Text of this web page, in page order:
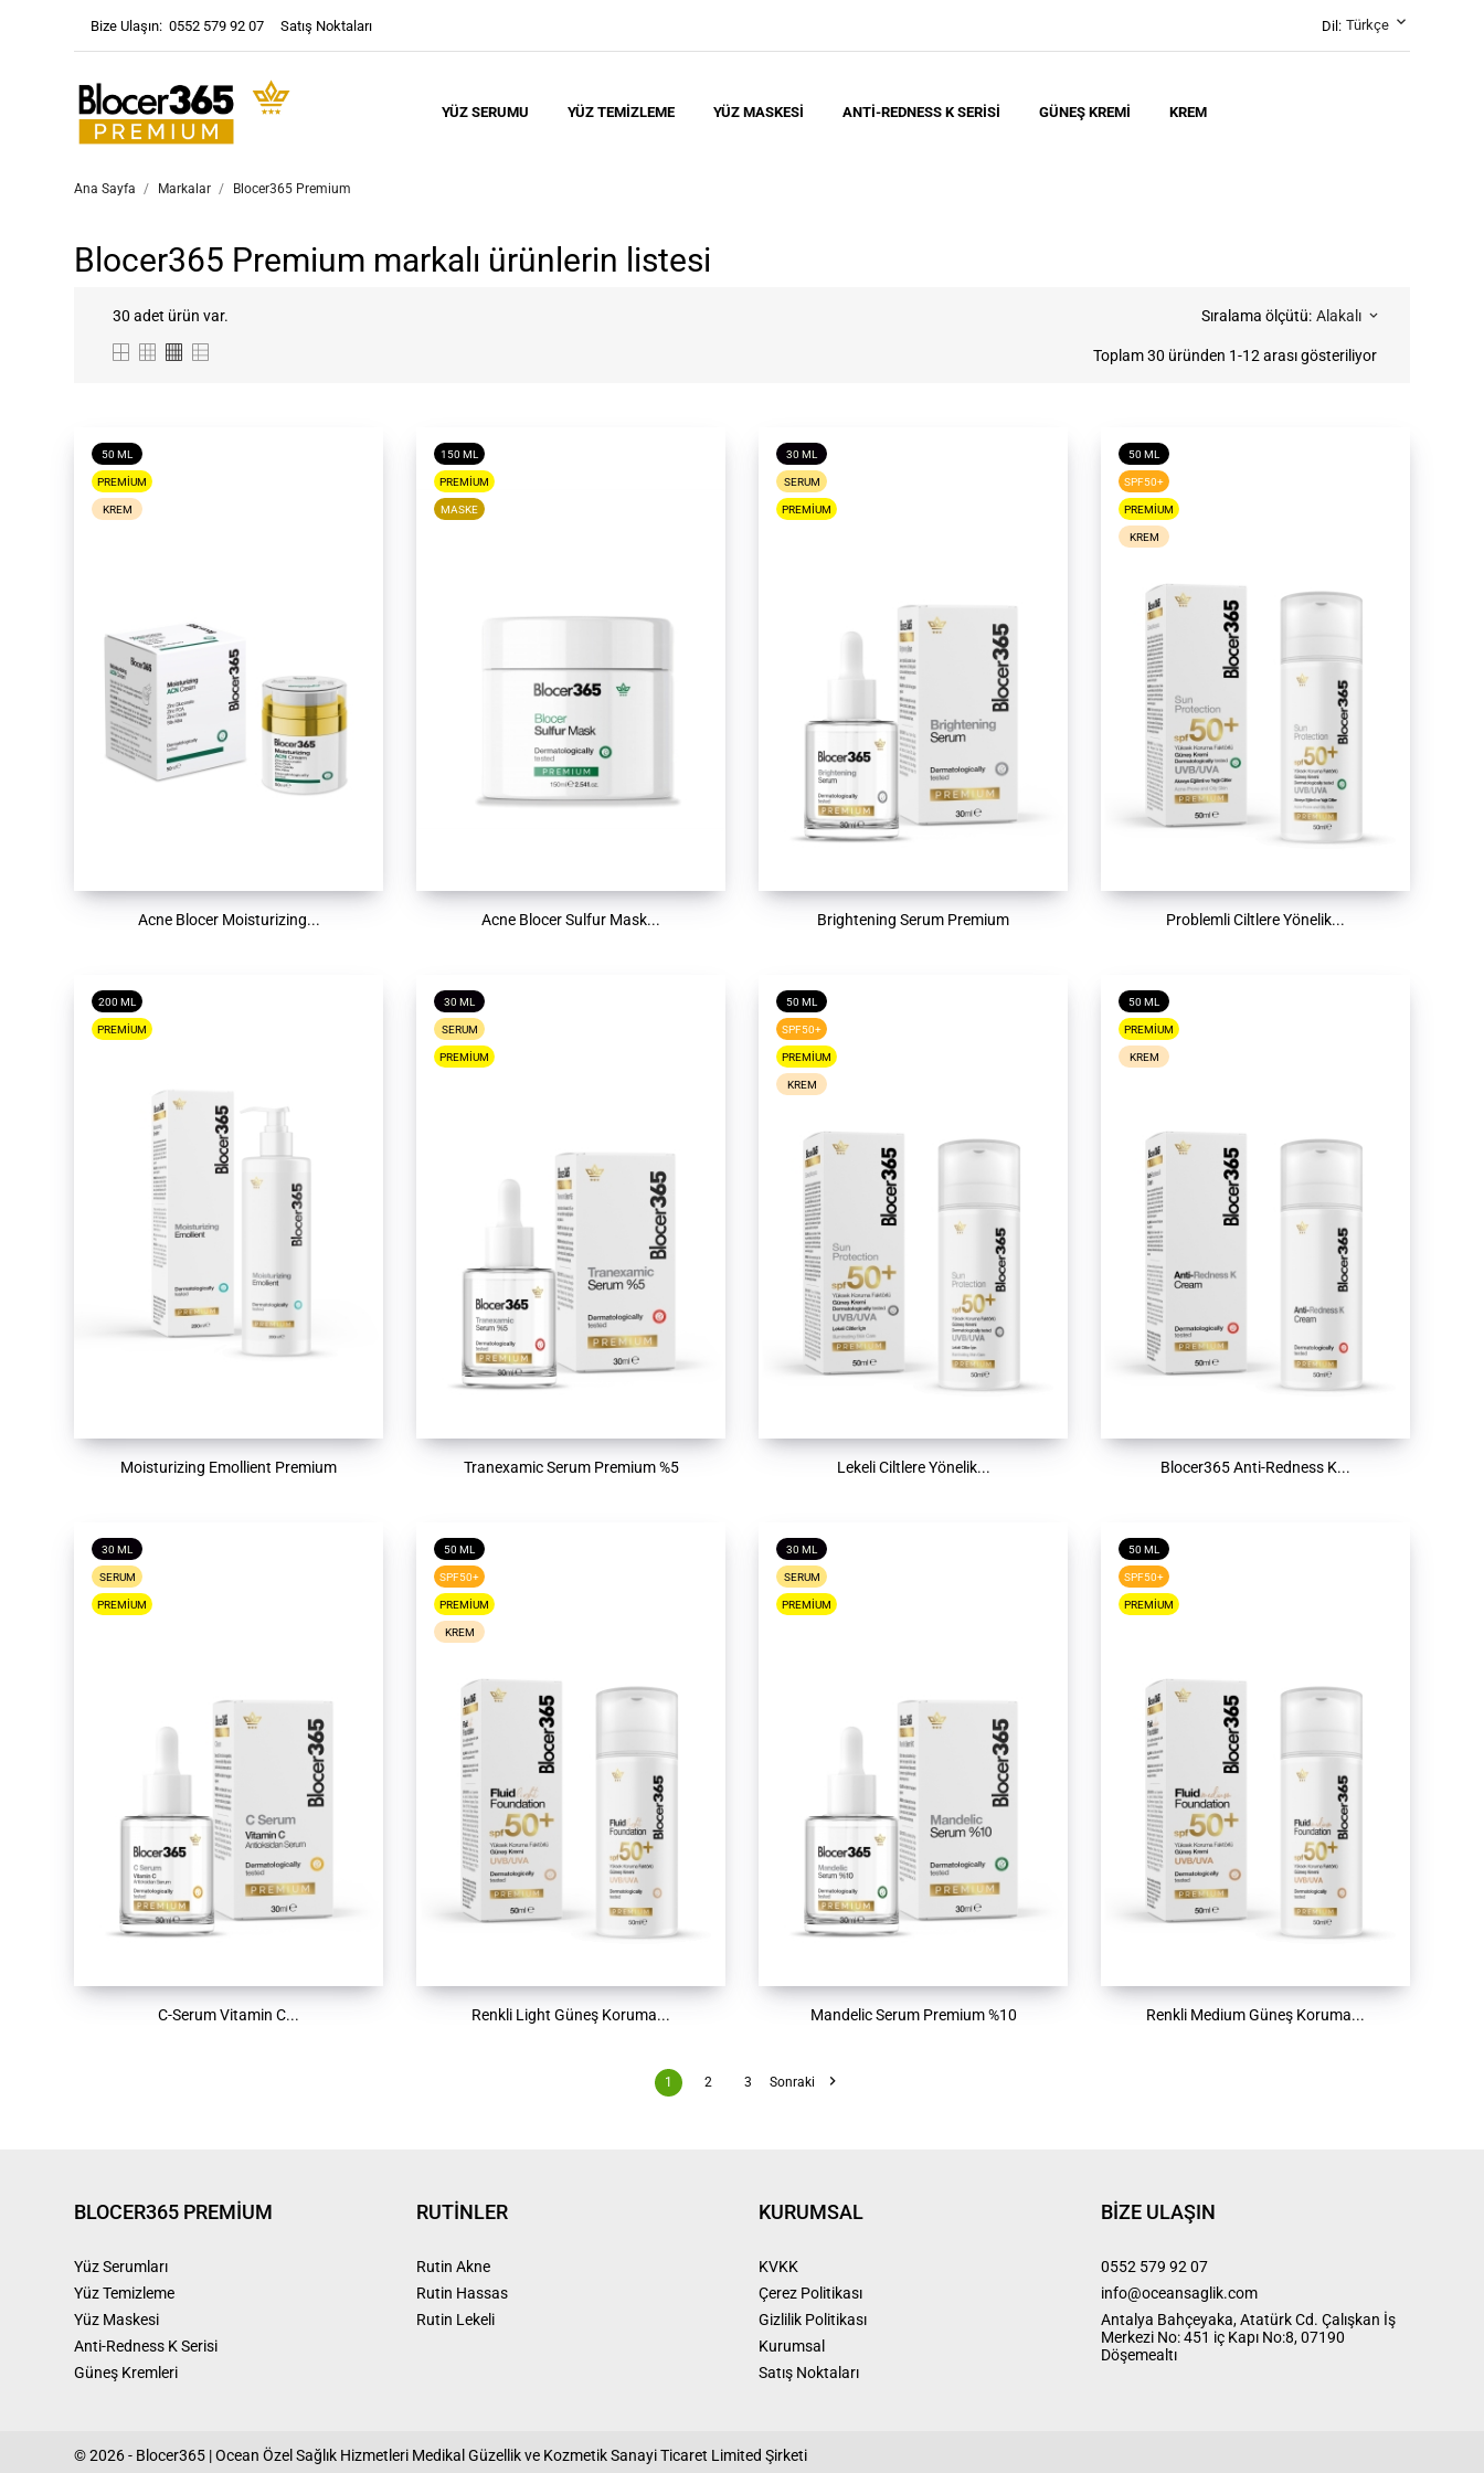
Bize Ulaşın: 0552 579 92 07 Satış Noktaları Dil: Türkçe keyboard_arrow_down
YÜZ SERUMU YÜZ TEMIZLEME YÜZ MASKESI ANTI-REDNESS K SERISI GÜNEŞ KREMI KREM
Ana Sayfa Markalar Blocer365 Premium
Blocer365 Premium markalı ürünlerin listesi
30 adet ürün var. Sıralama ölçütü: Alakalı keyboard_arrow_down
Toplam 30 üründen 1-12 arası gösteriliyor
Acne Blocer Moisturizing...
50 ML
PREMIUM
KREM
Acne Blocer Sulfur Mask...
150 ML
PREMIUM
MASKE
Brightening Serum Premium
30 ML
SERUM
PREMIUM
Problemli Ciltlere Yönelik...
50 ML
SPF50+
PREMIUM
KREM
Moisturizing Emollient Premium
200 ML
PREMIUM
Tranexamic Serum Premium %5
30 ML
SERUM
PREMIUM
Lekeli Ciltlere Yönelik...
50 ML
SPF50+
PREMIUM
KREM
Blocer365 Anti-Redness K...
50 ML
PREMIUM
KREM
C-Serum Vitamin C...
30 ML
SERUM
PREMIUM
Renkli Light Güneş Koruma...
50 ML
SPF50+
PREMIUM
KREM
Mandelic Serum Premium %10
30 ML
SERUM
PREMIUM
Renkli Medium Güneş Koruma...
50 ML
SPF50+
PREMIUM
1 2 3 Sonraki 
BLOCER365 PREMIUM
Yüz Serumları
Yüz Temizleme
Yüz Maskesi
Anti-Redness K Serisi
Güneş Kremleri
RUTİNLER
Rutin Akne
Rutin Hassas
Rutin Lekeli
KURUMSAL
KVKK
Çerez Politikası
Gizlilik Politikası
Kurumsal
Satış Noktaları
BIZE ULAŞIN
0552 579 92 07
info@oceansaglik.com
Antalya Bahçeyaka, Atatürk Cd. Çalışkan İş
Merkezi No: 451 iç Kapı No:8, 07190
Döşemealtı
© 2026 - Blocer365 | Ocean Özel Sağlık Hizmetleri Medikal Güzellik ve Kozmetik Sanayi Ticaret Limited Şirketi